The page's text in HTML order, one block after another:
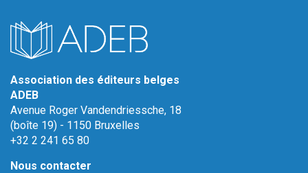
Association des éditeurs belges
ADEB
Avenue Roger Vandendriessche, 18
(boîte 19) - 1150 Bruxelles
+32 2 241 65 80
Nous contacter